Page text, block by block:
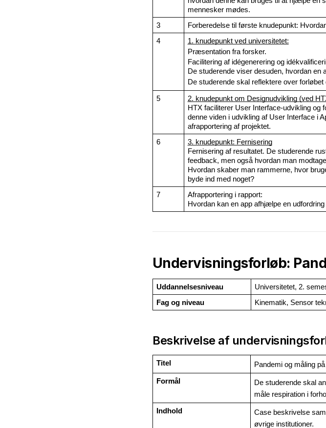
mennesker mødes.
3
Forberedelse til første knudepunkt:
4
1. knudepunkt ved universitetet:
Præsentation fra forsker.
Facilitering af idégenerering og
De studerende viser desuden, hvordan en
De studerende skal reflektere over
5 2. knudepunkt om Designudvikling (ved
HTX faciliterer User Interface-udvikling
denne viden i udvikling af User Interface i
afrapportering af projektet.
6
3. knudepunkt: Fernisering
Fernisering af resultatet. De studerende
feedback, men også hvordan man
Hvordan skaber man rammerne, hvor
byde ind med noget?
7
Afrapportering i rapport:
Hvordan kan en app afhjælpe en
Undervisningsforløb:
Uddannelsesniveau
Universitetet, 2.
Fag og niveau
Kinematik, Sensor
Beskrivelse af
Titel Pandemi og måling
Formål
De studerende skal
måle respiration i
Indhold
Case beskrivelse
øvrige institutioner.